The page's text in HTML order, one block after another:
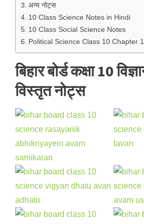
अन्य नोट्स
10 Class Science Notes in Hindi
10 Class Social Science Notes
Political Science Class 10 Chapter
बिहार बोर्ड कक्षा 10
विस्तृत नोट्स